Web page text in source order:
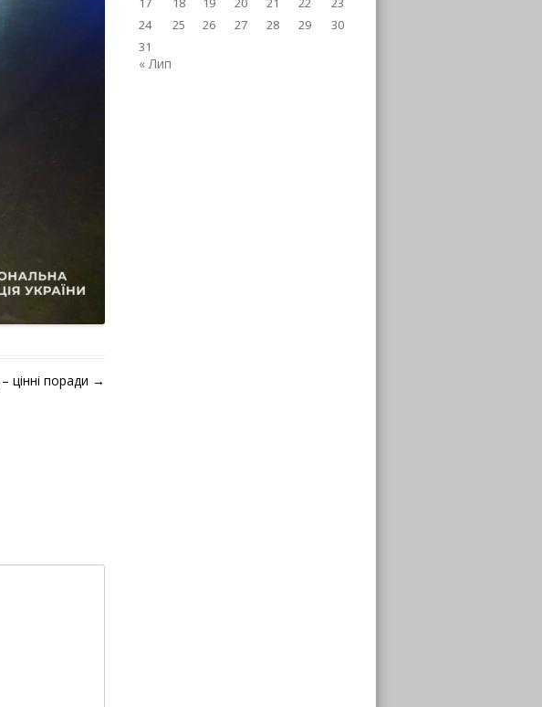
цінні поради →
24
25 26 27 28 29
30
31
« Лип